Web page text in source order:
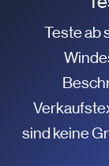
Teste ab
sind keine